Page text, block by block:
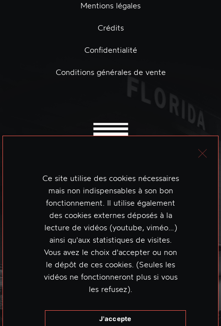
Mentions légales
Crédits
Confidentialité
Conditions générales de vente
Ce site utilise des cookies nécessaires
mais non indispensables à son bon
fonctionnement. Il utilise également
des cookies externes déposés à la
lecture de vidéos (youtube, viméo…)
ainsi qu'aux statistiques de visites.
Vous avez le choix d'accepter ou non
le dépôt de ces cookies. (Seules les
vidéos ne fonctionneront plus si vous
les refusez).
J'accepte